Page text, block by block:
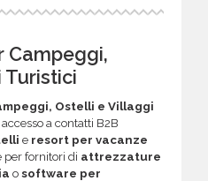
Campeggi,
Turistici
Ostelli e Villaggi
a contatti B2B
e resort per vacanze
per fornitori di attrezzature
o software per